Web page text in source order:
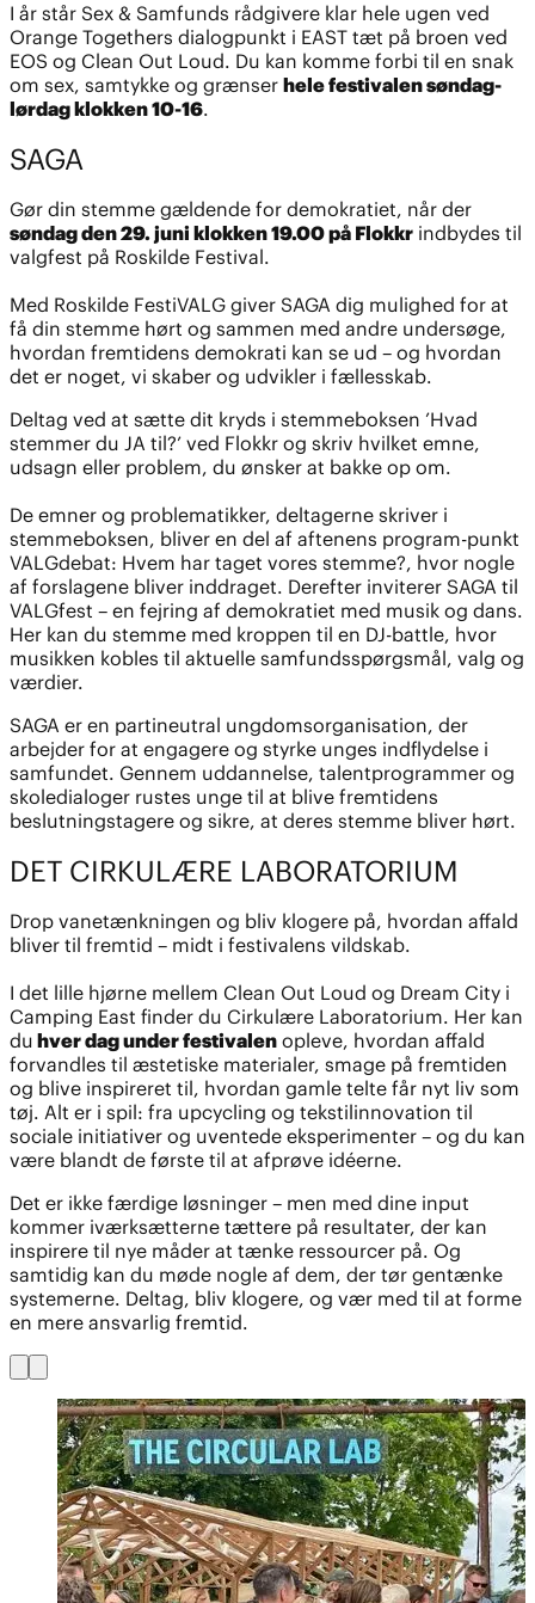
I år står Sex & Samfunds rådgivere klar hele ugen ved
Orange Togethers dialogpunkt i EAST tæt på broen ved
EOS og Clean Out Loud. Du kan komme forbi til en snak
om sex, samtykke og grænser hele festivalen søndag-
lørdag klokken 10-16.
SAGA
Gør din stemme gældende for demokratiet, når der
søndag den 29. juni klokken 19.00 på Flokkr indbydes til
valgfest på Roskilde Festival.
Med Roskilde FestiVALG giver SAGA dig mulighed for at
få din stemme hørt og sammen med andre undersøge,
hvordan fremtidens demokrati kan se ud – og hvordan
det er noget, vi skaber og udvikler i fællesskab.
Deltag ved at sætte dit kryds i stemmeboksen ’Hvad
stemmer du JA til?’ ved Flokkr og skriv hvilket emne,
udsagn eller problem, du ønsker at bakke op om.
De emner og problematikker, deltagerne skriver i
stemmeboksen, bliver en del af aftenens program-punkt
VALGdebat: Hvem har taget vores stemme?, hvor nogle
af forslagene bliver inddraget. Derefter inviterer SAGA til
VALGfest – en fejring af demokratiet med musik og dans.
Her kan du stemme med kroppen til en DJ-battle, hvor
musikken kobles til aktuelle samfundsspørgsmål, valg og
værdier.
SAGA er en partineutral ungdomsorganisation, der
arbejder for at engagere og styrke unges indflydelse i
samfundet. Gennem uddannelse, talentprogrammer og
skoledialoger rustes unge til at blive fremtidens
beslutningstagere og sikre, at deres stemme bliver hørt.
DET CIRKULÆRE LABORATORIUM
Drop vanetænkningen og bliv klogere på, hvordan affald
bliver til fremtid – midt i festivalens vildskab.
I det lille hjørne mellem Clean Out Loud og Dream City i
Camping East finder du Cirkulære Laboratorium. Her kan
du hver dag under festivalen opleve, hvordan affald
forvandles til æstetiske materialer, smage på fremtiden
og blive inspireret til, hvordan gamle telte får nyt liv som
tøj. Alt er i spil: fra upcycling og tekstilinnovation til
sociale initiativer og uventede eksperimenter – og du kan
være blandt de første til at afprøve idéerne.
Det er ikke færdige løsninger – men med dine input
kommer iværksætterne tættere på resultater, der kan
inspirere til nye måder at tænke ressourcer på. Og
samtidig kan du møde nogle af dem, der tør gentænke
systemerne. Deltag, bliv klogere, og vær med til at forme
en mere ansvarlig fremtid.